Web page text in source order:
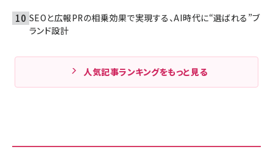
SEOと広報PRの相乗効果で実現する、AI時代に“選ばれる”ブ
ランド設計
人気記事ランキングをもっと見る